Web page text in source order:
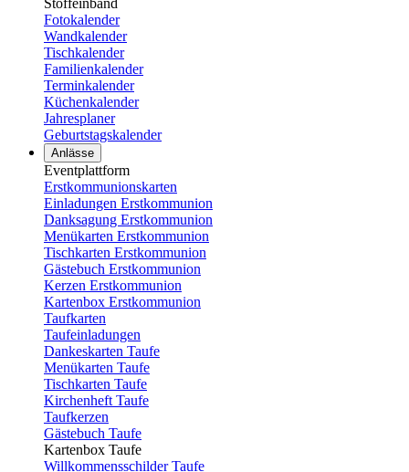
Stoffeinband
Fotokalender
Wandkalender
Tischkalender
Familienkalender
Terminkalender
Küchenkalender
Jahresplaner
Geburtstagskalender
Anlässe
Eventplattform
Erstkommunionskarten
Einladungen Erstkommunion
Danksagung Erstkommunion
Menükarten Erstkommunion
Tischkarten Erstkommunion
Gästebuch Erstkommunion
Kerzen Erstkommunion
Kartenbox Erstkommunion
Taufkarten
Taufeinladungen
Dankeskarten Taufe
Menükarten Taufe
Tischkarten Taufe
Kirchenheft Taufe
Taufkerzen
Gästebuch Taufe
Kartenbox Taufe
Willkommensschilder Taufe